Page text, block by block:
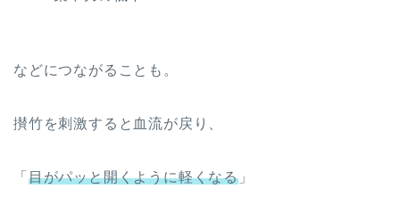
などにつながることも。
攅竹を刺激すると血流が戻り、
「 目がパッと開くように軽くなる 」